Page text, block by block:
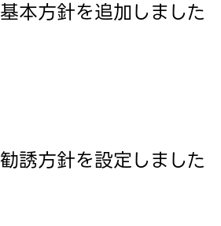
基本方針を追加しました
勧誘方針を設定しました